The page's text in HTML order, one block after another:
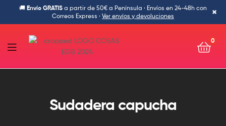
🚚 Envío GRATIS a partir de 50€ a Península · Envíos en 24-48h con
Correos Express · Ver envíos y devoluciones ×
Cosas
0
Sudadera capucha